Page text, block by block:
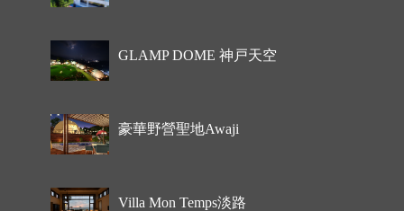
GLAMP DOME 神戸天空
豪華野營聖地Awaji
Villa Mon Temps淡路